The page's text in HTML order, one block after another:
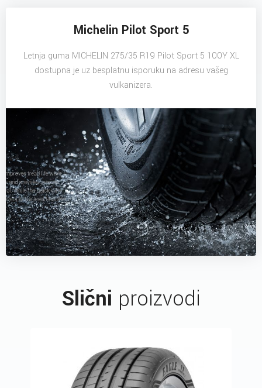
Michelin Pilot Sport 5
Letnja guma MICHELIN 275/35 R19 Pilot Sport 5 100Y XL
dostupna je uz besplatnu isporuku na adresu vašeg
vulkanizera.
Slični proizvodi